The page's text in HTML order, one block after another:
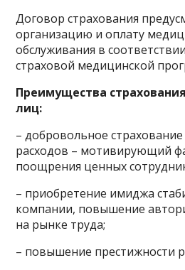
Договор страхования
организацию и оплату
обслуживания в
страховой медицинской
Преимущества
лиц:
– добровольное
расходов – мотивирующий
поощрения ценных
– приобретение имиджа
компании, повышение
на рынке труда;
– повышение престижности